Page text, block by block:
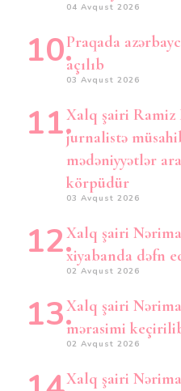
04 Avqust 2026
Praqada
açılıb
03 Avqust 2026
Xalq şairi Ramiz
jurnalistə
mədəniyyətlər
körpüdür
03 Avqust 2026
Xalq şairi
xiyabanda dəfn
02 Avqust 2026
Xalq şairi
mərasimi
02 Avqust 2026
Xalq şairi